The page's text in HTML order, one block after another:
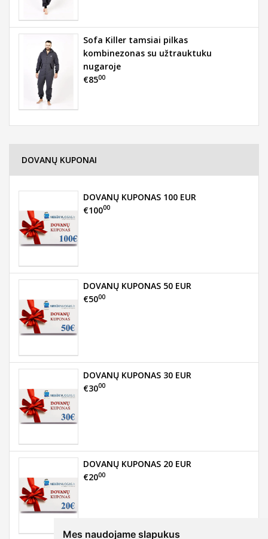
Mes naudojame slapukus
Sofa Killer tamsiai pilkas
kombinezonas su užtrauktuku
nugaroje
€8500
DOVANŲ KUPONAI
DOVANŲ KUPONAS 100 EUR
€10000
DOVANŲ KUPONAS 50 EUR
€5000
DOVANŲ KUPONAS 30 EUR
€3000
DOVANŲ KUPONAS 20 EUR
€2000